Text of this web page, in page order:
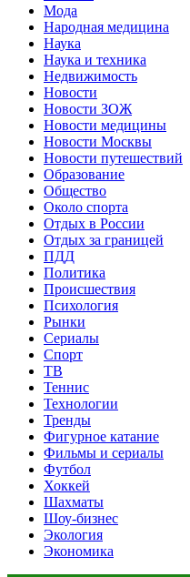
Мода
Народная медицина
Наука
Наука и техника
Недвижимость
Новости
Новости ЗОЖ
Новости медицины
Новости Москвы
Новости путешествий
Образование
Общество
Около спорта
Отдых в России
Отдых за границей
ПДД
Политика
Происшествия
Психология
Рынки
Сериалы
Спорт
ТВ
Теннис
Технологии
Тренды
Фигурное катание
Фильмы и сериалы
Футбол
Хоккей
Шахматы
Шоу-бизнес
Экология
Экономика